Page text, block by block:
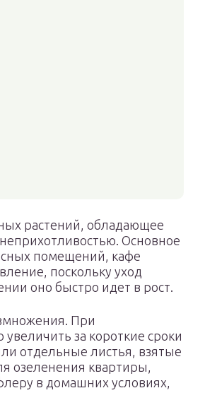
растений, обладающее
Основное
помещений, кафе
поскольку уход
оно быстро идет в рост.
При
за короткие сроки
отдельные листья, взятые
озеленения квартиры,
в домашних условиях,